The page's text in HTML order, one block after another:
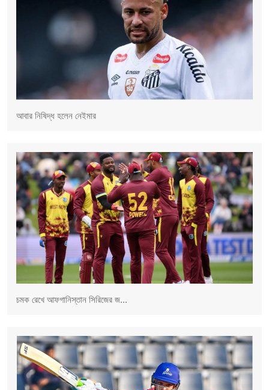
আবার নিষিদ্ধ হলেন নেইমার
চমক রেখে আফগানিস্তান সিরিজের জ...